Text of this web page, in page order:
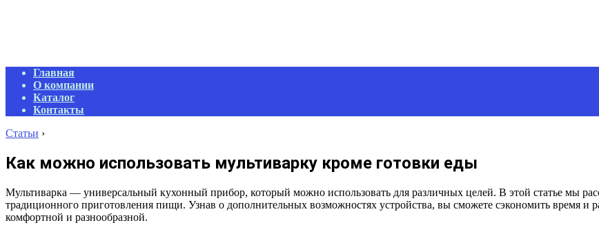
Primary
Navigation
Menu
Главная
О компании
Каталог
Контакты
Статьи ›
Как можно использовать мультиварку кроме готовки еды
Мультиварка — универсальный кухонный прибор, который можно использовать для различных целей. В этой статье мы
традиционного приготовления пищи. Узнав о дополнительных возможностях устройства, вы сможете сэкономить время и
комфортной и разнообразной.